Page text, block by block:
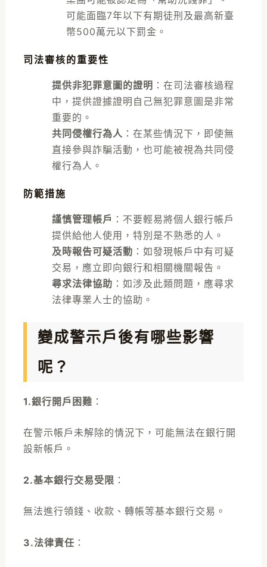
可能面臨7年以下有期徒刑及最高新臺
幣500萬元以下罰金。
司法審核的重要性
提供非犯罪意圖的證明 ：在司法審核過程
中，提供證據證明自己無犯罪意圖是非常
重要的。
共同侵權行為人 ：在某些情況下，即使無
直接參與詐騙活動，也可能被視為共同侵
權行為人。
防範措施
謹慎管理帳戶 ：不要輕易將個人銀行帳戶
提供給他人使用，特別是不熟悉的人。
及時報告可疑活動 ：如發現帳戶中有可疑
交易，應立即向銀行和相關機關報告。
尋求法律協助 ：如涉及此類問題，應尋求
法律專業人士的協助。
變成警示戶後有哪些影響
呢？
1.銀行開戶困難 ：
在警示帳戶未解除的情況下，可能無法在銀行開
設新帳戶。
2.基本銀行交易受限 ：
無法進行領錢、收款、轉帳等基本銀行交易。
3.法律責任 ：